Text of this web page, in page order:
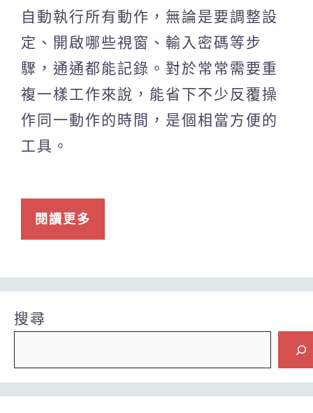
自動執行所有動作，無論是要調整設
定、開啟哪些視窗、輸入密碼等步
驟，通通都能記錄。對於常常需要重
複一樣工作來說，能省下不少反覆操
作同一動作的時間，是個相當方便的
工具。
閱讀更多
搜尋